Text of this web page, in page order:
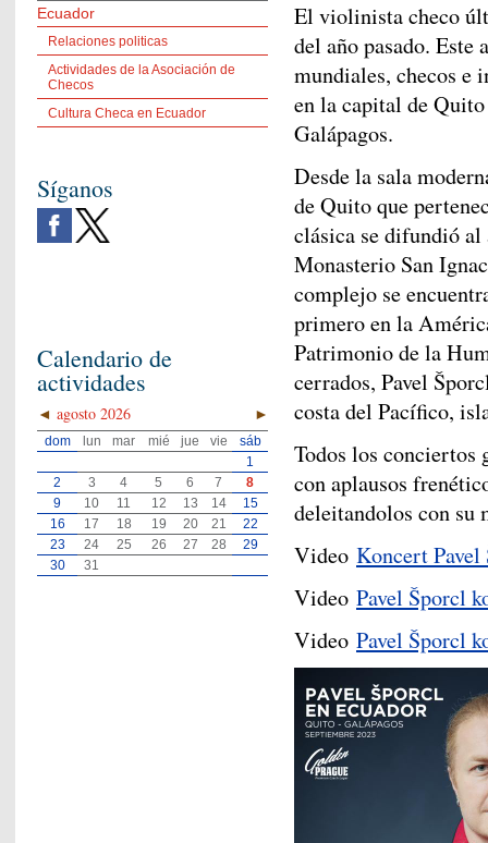
El violinista checo
del año pasado. Este
mundiales, checos e
en la capital de
Galápagos.
Desde la sala
de Quito que
clásica se difundió
Monasterio San
complejo se
primero en la
Patrimonio de la
cerrados, Pavel
costa del Pacífico,
Todos los conciertos
con aplausos
deleitandolos con su
Video Koncert Pavel
Video Pavel Šporcl
Video Pavel Šporcl
Ecuador
Relaciones politicas
Actividades de la Asociación de
Checos
Cultura Checa en Ecuador
Síganos
Calendario de
actividades
◄ ►
agosto 2026
dom lun mar mié jue vie
sáb
1
2
3 4 5 6 7
8
9
10 11 12 13 14
15
16
17 18 19 20 21
22
23
24 25 26 27 28
29
30
31